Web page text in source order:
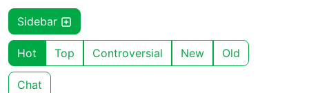
Sidebar
Hot Top Controversial New Old
Chat